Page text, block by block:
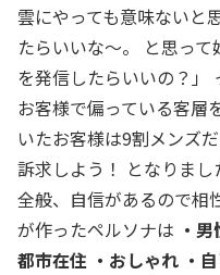
雲にやっても意味ないと
たらいいな〜。 と思っ
を発信したらいいの？」
お客様で偏っている客層
いたお客様は9割メンズ
訴求しよう！ となりま
全般、自信があるので相
が作ったペルソナは ・
都市在住 ・おしゃれ ・